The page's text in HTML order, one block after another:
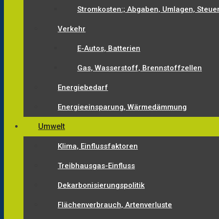
Stromkosten:; Abgaben, Umlagen,
Verkehr
E-Autos, Batterien
Gas, Wasserstoff, Brennstoffzellen
Energiebedarf
Energieeinsparung, Wärmedämmung
Umwelt
Klima, Einflussfaktoren
Treibhausgas-Einfluss
Dekarbonisierungspolitik
Flächenverbrauch, Artenverluste